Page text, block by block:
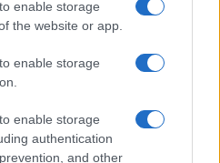
enable storage
the website or app.
enable storage
enable storage
authentication
and other